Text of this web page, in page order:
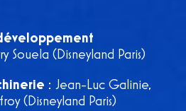
Souela (Disneyland Paris)
: Jean-Luc Galinie,
(Disneyland Paris)